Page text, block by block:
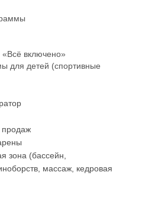
включено»
для детей (спортивные
продаж
зона (бассейн,
массаж, кедровая